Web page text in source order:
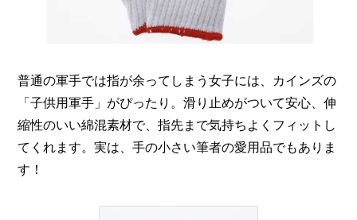
普通の軍手では指が余ってしまう女子には、カインズの
「子供用軍手」がぴったり。滑り止めがついて安心、伸
縮性のいい綿混素材で、指先まで気持ちよくフィットし
てくれます。実は、手の小さい筆者の愛用品でもありま
す！